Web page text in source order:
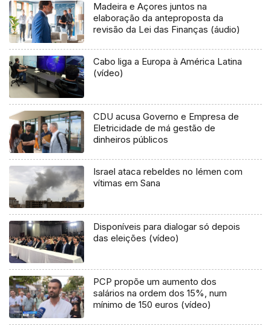
Madeira e Açores juntos na
elaboração da anteproposta da
revisão da Lei das Finanças (áudio)
Cabo liga a Europa à América Latina
(vídeo)
CDU acusa Governo e Empresa de
Eletricidade de má gestão de
dinheiros públicos
Israel ataca rebeldes no Iémen com
vítimas em Sana
Disponíveis para dialogar só depois
das eleições (vídeo)
PCP propõe um aumento dos
salários na ordem dos 15%, num
mínimo de 150 euros (vídeo)